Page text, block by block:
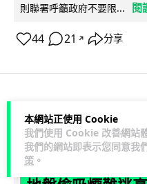
本網站正使用 Cookie
我們使用 Cookie 改善網站
我們的網站即表示您同意我
策 。
則聯署呼籲政府不要限...
閱
44 21 ↗ 分享
Vin 1 日